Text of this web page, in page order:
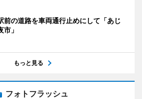
前の道路を車両通行止めにして「あじ
市」
もっと見る
フォトフラッシュ